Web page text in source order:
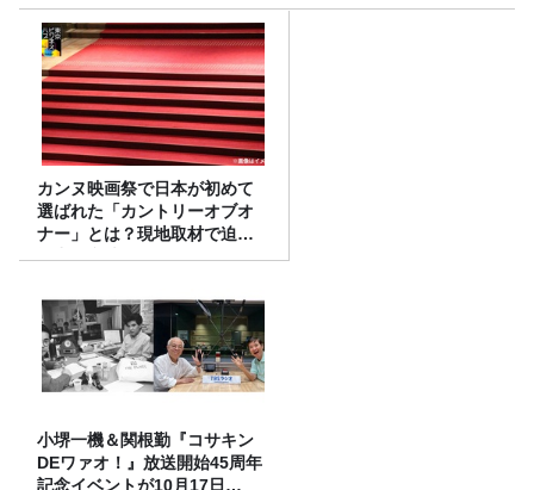
カンヌ映画祭で日本が初めて
選ばれた「カントリーオブオ
ナー」とは？現地取材で迫る
選出の意味
小堺一機＆関根勤『コサキン
DEワァオ！』放送開始45周年
記念イベントが10月17日